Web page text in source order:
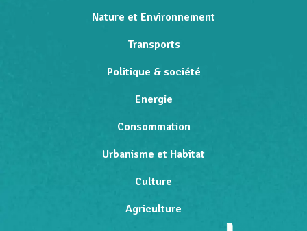
Nature et Environnement
Transports
Politique & société
Energie
Consommation
Urbanisme et Habitat
Culture
Agriculture